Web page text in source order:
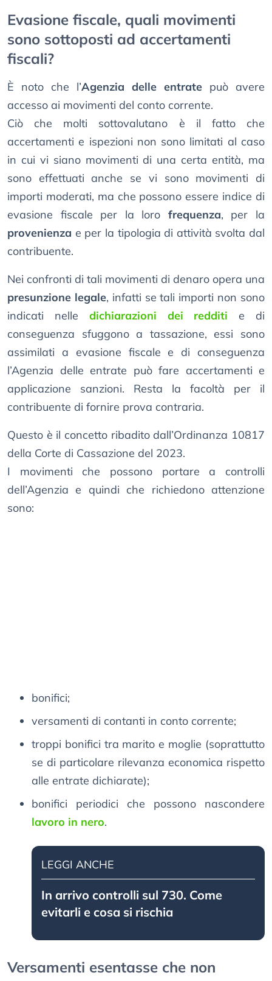
Evasione fiscale, quali movimenti
sono sottoposti ad accertamenti
fiscali?
È noto che l’Agenzia delle entrate può avere
accesso ai movimenti del conto corrente.
Ciò che molti sottovalutano è il fatto che
accertamenti e ispezioni non sono limitati al caso
in cui vi siano movimenti di una certa entità, ma
sono effettuati anche se vi sono movimenti di
importi moderati, ma che possono essere indice di
evasione fiscale per la loro frequenza, per la
provenienza e per la tipologia di attività svolta dal
contribuente.
Nei confronti di tali movimenti di denaro opera una
presunzione legale, infatti se tali importi non sono
indicati nelle dichiarazioni dei redditi e di
conseguenza sfuggono a tassazione, essi sono
assimilati a evasione fiscale e di conseguenza
l’Agenzia delle entrate può fare accertamenti e
applicazione sanzioni. Resta la facoltà per il
contribuente di fornire prova contraria.
Questo è il concetto ribadito dall’Ordinanza 10817
della Corte di Cassazione del 2023.
I movimenti che possono portare a controlli
dell’Agenzia e quindi che richiedono attenzione
sono:
bonifici;
versamenti di contanti in conto corrente;
troppi bonifici tra marito e moglie (soprattutto
se di particolare rilevanza economica rispetto
alle entrate dichiarate);
bonifici periodici che possono nascondere
lavoro in nero.
LEGGI ANCHE
In arrivo controlli sul 730. Come
evitarli e cosa si rischia
Versamenti esentasse che non